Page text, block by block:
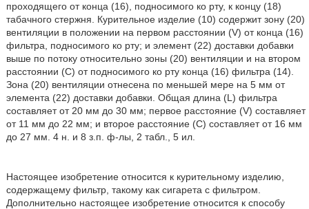
проходящего от конца (16), подносимого ко рту, к концу (18)
табачного стержня. Курительное изделие (10) содержит зону (20)
вентиляции в положении на первом расстоянии (V) от конца (16)
фильтра, подносимого ко рту; и элемент (22) доставки добавки
выше по потоку относительно зоны (20) вентиляции и на втором
расстоянии (C) от подносимого ко рту конца (16) фильтра (14).
Зона (20) вентиляции отнесена по меньшей мере на 5 мм от
элемента (22) доставки добавки. Общая длина (L) фильтра
составляет от 20 мм до 30 мм; первое расстояние (V) составляет
от 11 мм до 22 мм; и второе расстояние (C) составляет от 16 мм
до 27 мм. 4 н. и 8 з.п. ф-лы, 2 табл., 5 ил.
Настоящее изобретение относится к курительному изделию,
содержащему фильтр, такому как сигарета с фильтром.
Дополнительно настоящее изобретение относится к способу